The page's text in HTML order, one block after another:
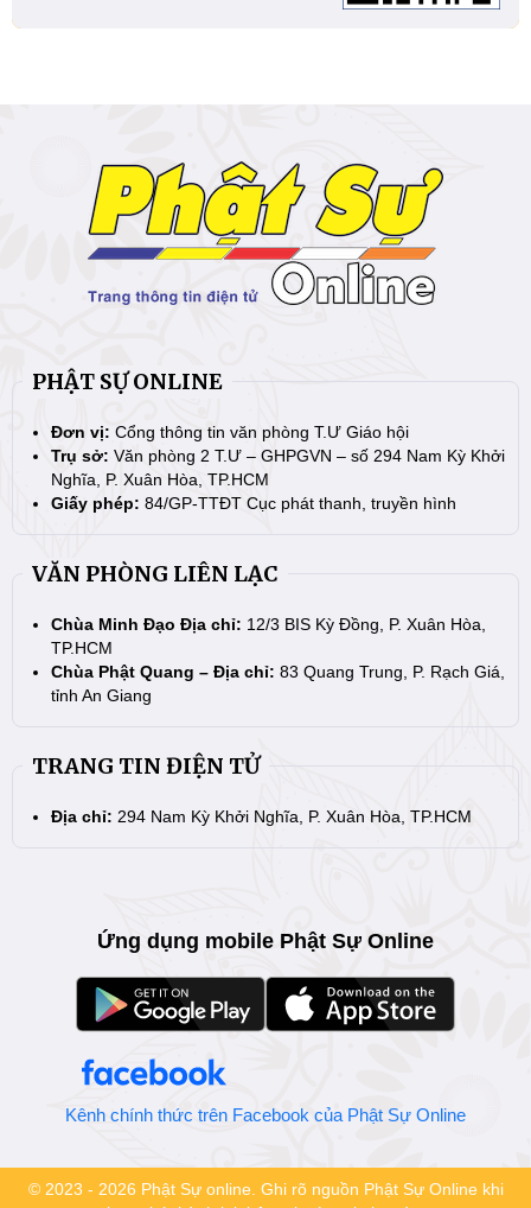
PHẬT SỰ ONLINE
Đơn vị: Cổng thông tin văn phòng T.Ư Giáo hội
Trụ sở: Văn phòng 2 T.Ư – GHPGVN – số 294 Nam Kỳ Khởi
Nghĩa, P. Xuân Hòa, TP.HCM
Giấy phép: 84/GP-TTĐT Cục phát thanh, truyền hình
VĂN PHÒNG LIÊN LẠC
Chùa Minh Đạo Địa chỉ: 12/3 BIS Kỳ Đồng, P. Xuân Hòa,
TP.HCM
Chùa Phật Quang – Địa chỉ: 83 Quang Trung, P. Rạch Giá,
tỉnh An Giang
TRANG TIN ĐIỆN TỬ
Địa chỉ: 294 Nam Kỳ Khởi Nghĩa, P. Xuân Hòa, TP.HCM
Ứng dụng mobile Phật Sự Online
Kênh chính thức trên Facebook của Phật Sự Online
© 2023 - 2026 Phật Sự online. Ghi rõ nguồn Phật Sự Online khi